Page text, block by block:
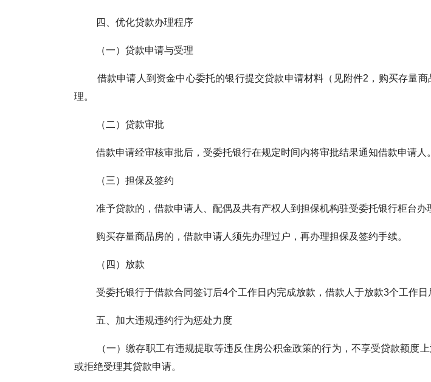
四、优化贷款办理程序
（一）贷款申请与受理
借款申请人到资金中心委托的银行提交贷款申请材料（见附件2，购买存量商
理。
（二）贷款审批
借款申请经审核审批后，受委托银行在规定时间内将审批结果通知借款申请人。
（三）担保及签约
准予贷款的，借款申请人、配偶及共有产权人到担保机构驻受委托银行柜台办
购买存量商品房的，借款申请人须先办理过户，再办理担保及签约手续。
（四）放款
受委托银行于借款合同签订后4个工作日内完成放款，借款人于放款3个工作日
五、加大违规违约行为惩处力度
（一）缴存职工有违规提取等违反住房公积金政策的行为，不享受贷款额度上
或拒绝受理其贷款申请。